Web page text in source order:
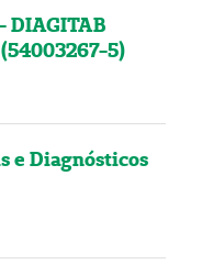
DIAGITAB
5)
e Diagnósticos